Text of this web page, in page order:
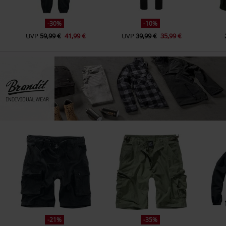
-30%
UVP 59,99 € 41,99 €
-10%
UVP 39,99 € 35,99 €
-21% -35%